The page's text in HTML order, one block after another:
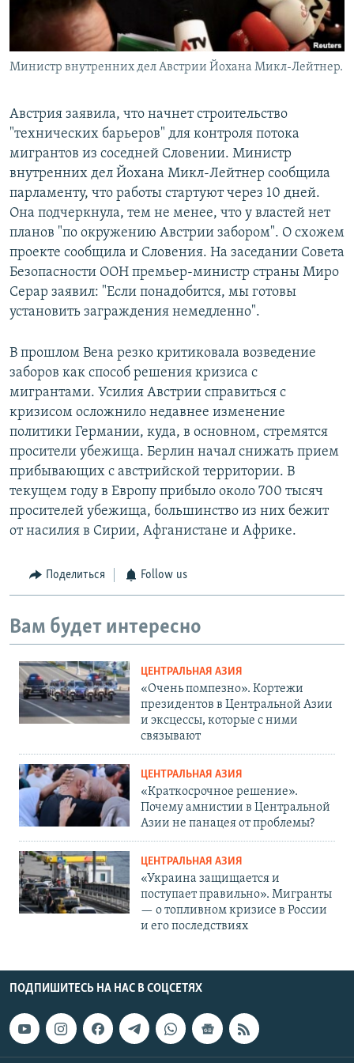
Министр внутренних дел Австрии Йохана Микл-Лейтнер.
Австрия заявила, что начнет строительство
"технических барьеров" для контроля потока
мигрантов из соседней Словении. Министр
внутренних дел Йохана Микл-Лейтнер сообщила
парламенту, что работы стартуют через 10 дней.
Она подчеркнула, тем не менее, что у властей нет
планов "по окружению Австрии забором". О схожем
проекте сообщила и Словения. На заседании Совета
Безопасности ООН премьер-министр страны Миро
Серар заявил: "Если понадобится, мы готовы
установить заграждения немедленно".
В прошлом Вена резко критиковала возведение
заборов как способ решения кризиса с
мигрантами. Усилия Австрии справиться с
кризисом осложнило недавнее изменение
политики Германии, куда, в основном, стремятся
просители убежища. Берлин начал снижать прием
прибывающих с австрийской территории. В
текущем году в Европу прибыло около 700 тысяч
просителей убежища, большинство из них бежит
от насилия в Сирии, Афганистане и Африке.
Поделиться Follow us
Вам будет интересно
ЦЕНТРАЛЬНАЯ АЗИЯ
«Очень помпезно». Кортежи
президентов в Центральной Азии
и эксцессы, которые с ними
связывают
ЦЕНТРАЛЬНАЯ АЗИЯ
«Краткосрочное решение».
Почему амнистии в Центральной
Азии не панацея от проблемы?
ЦЕНТРАЛЬНАЯ АЗИЯ
«Украина защищается и
поступает правильно». Мигранты
— о топливном кризисе в России
и его последствиях
ПОДПИШИТЕСЬ НА НАС В СОЦСЕТЯХ